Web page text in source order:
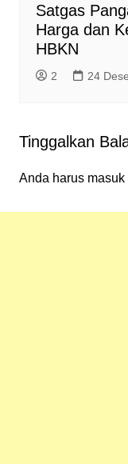
Satgas
Harga dan
HBKN
2 24
Tinggalkan
Anda harus masuk